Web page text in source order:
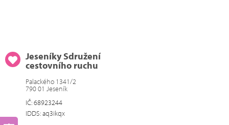
Jeseníky Sdružení
cestovního ruchu
Palackého 1341/2
790 01 Jeseník
IČ: 68923244
IDDS: aq3ikqx